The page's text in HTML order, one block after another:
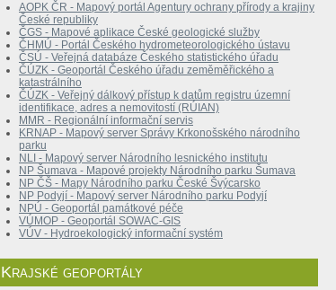
AOPK ČR - Mapový portál Agentury ochrany přírody a krajiny
České republiky
ČGS - Mapové aplikace České geologické služby
ČHMÚ - Portál Českého hydrometeorologického ústavu
ČSÚ - Veřejná databáze Českého statistického úřadu
ČÚZK - Geoportál Českého úřadu zeměměřického a
katastrálního
ČÚZK - Veřejný dálkový přístup k datům registru územní
identifikace, adres a nemovitostí (RÚIAN)
MMR - Regionální informační servis
KRNAP - Mapový server Správy Krkonošského národního
parku
NLI - Mapový server Národního lesnického institutu
NP Šumava - Mapové projekty Národního parku Šumava
NP ČŠ - Mapy Národního parku České Švýcarsko
NP Podyjí - Mapový server Národního parku Podyjí
NPÚ - Geoportál památkové péče
VÚMOP - Geoportál SOWAC-GIS
VÚV - Hydroekologický informační systém
Krajské geoportály